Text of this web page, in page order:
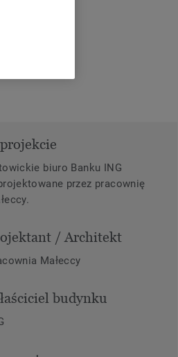
biuro Banku ING
przez pracownię
/ Architekt
Małeccy
budynku